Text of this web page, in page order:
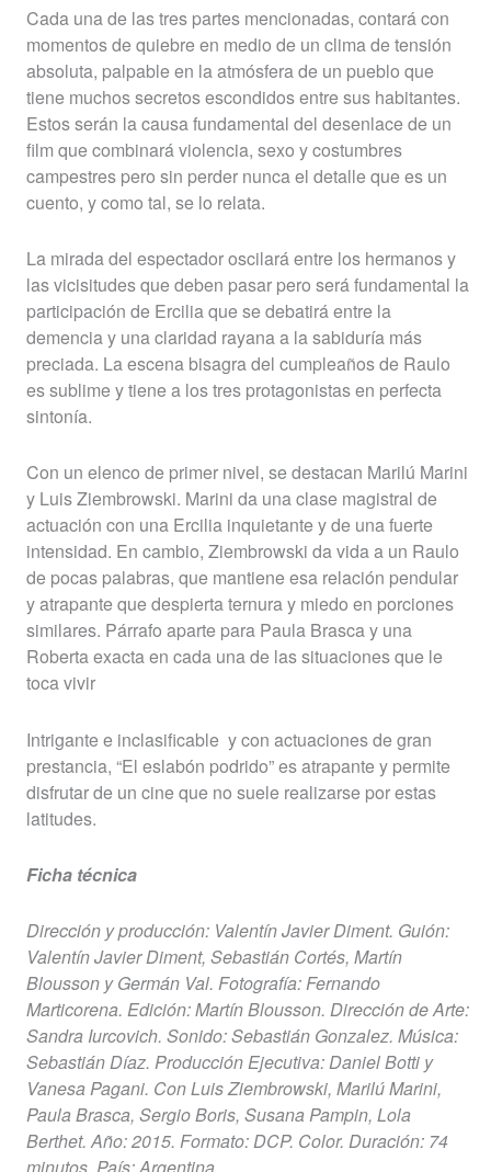
Cada una de las tres partes mencionadas, contará con
momentos de quiebre en medio de un clima de tensión
absoluta, palpable en la atmósfera de un pueblo que
tiene muchos secretos escondidos entre sus habitantes.
Estos serán la causa fundamental del desenlace de un
film que combinará violencia, sexo y costumbres
campestres pero sin perder nunca el detalle que es un
cuento, y como tal, se lo relata.
La mirada del espectador oscilará entre los hermanos y
las vicisitudes que deben pasar pero será fundamental la
participación de Ercilia que se debatirá entre la
demencia y una claridad rayana a la sabiduría más
preciada. La escena bisagra del cumpleaños de Raulo
es sublime y tiene a los tres protagonistas en perfecta
sintonía.
Con un elenco de primer nivel, se destacan Marilú Marini
y Luis Ziembrowski. Marini da una clase magistral de
actuación con una Ercilia inquietante y de una fuerte
intensidad. En cambio, Ziembrowski da vida a un Raulo
de pocas palabras, que mantiene esa relación pendular
y atrapante que despierta ternura y miedo en porciones
similares. Párrafo aparte para Paula Brasca y una
Roberta exacta en cada una de las situaciones que le
toca vivir
Intrigante e inclasificable y con actuaciones de gran
prestancia, “El eslabón podrido” es atrapante y permite
disfrutar de un cine que no suele realizarse por estas
latitudes.
Ficha técnica
Dirección y producción: Valentín Javier Diment. Guión:
Valentín Javier Diment, Sebastián Cortés, Martín
Blousson y Germán Val. Fotografía: Fernando
Marticorena. Edición: Martín Blousson. Dirección de Arte:
Sandra Iurcovich. Sonido: Sebastián Gonzalez. Música:
Sebastián Díaz. Producción Ejecutiva: Daniel Botti y
Vanesa Pagani. Con Luis Ziembrowski, Marilú Marini,
Paula Brasca, Sergio Boris, Susana Pampin, Lola
Berthet. Año: 2015. Formato: DCP. Color. Duración: 74
minutos. País: Argentina.